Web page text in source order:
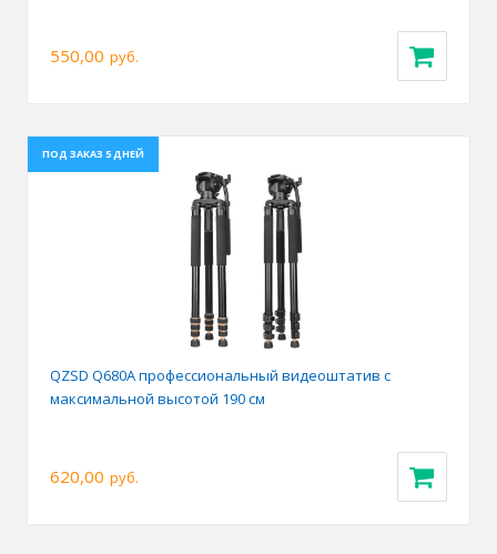
550,00 руб.
ПОД ЗАКАЗ 5 ДНЕЙ
QZSD Q680A профессиональный видеоштатив с
максимальной высотой 190 см
620,00 руб.